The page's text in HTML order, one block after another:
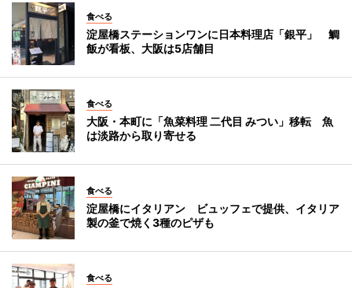
食べる
淀屋橋ステーションワンに日本料理店「銀平」 鯛
飯が看板、大阪は5店舗目
食べる
大阪・本町に「魚菜料理 二代目 みつい」移転 魚
は淡路から取り寄せる
食べる
淀屋橋にイタリアン ビュッフェで提供、イタリア
製の釜で焼く3種のピザも
食べる